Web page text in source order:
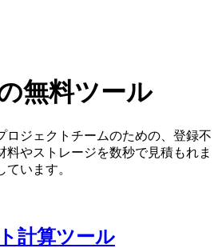
無料ツール
ロジェクトチームのための、登録不
料やストレージを数秒で見積もれま
います。
計算ツール